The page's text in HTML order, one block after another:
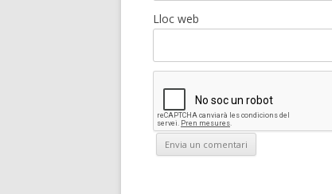
Lloc web